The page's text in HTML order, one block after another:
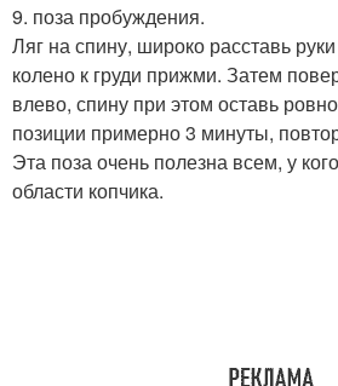
9. поза пробуждения.
Ляг на спину, широко расставь
колено к груди прижми. Затем
влево, спину при этом оставь
позиции примерно 3 минуты,
Эта поза очень полезна всем, у
области копчика.